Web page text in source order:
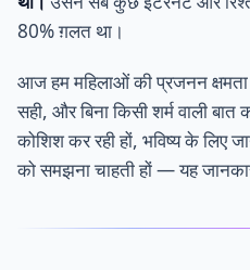
80% ग़लत था।
आज हम महिलाओं की प्रजनन
सही, और बिना किसी शर्म वाली
कोशिश कर रही हों, भविष्य के लिए
को समझना चाहती हों — यह